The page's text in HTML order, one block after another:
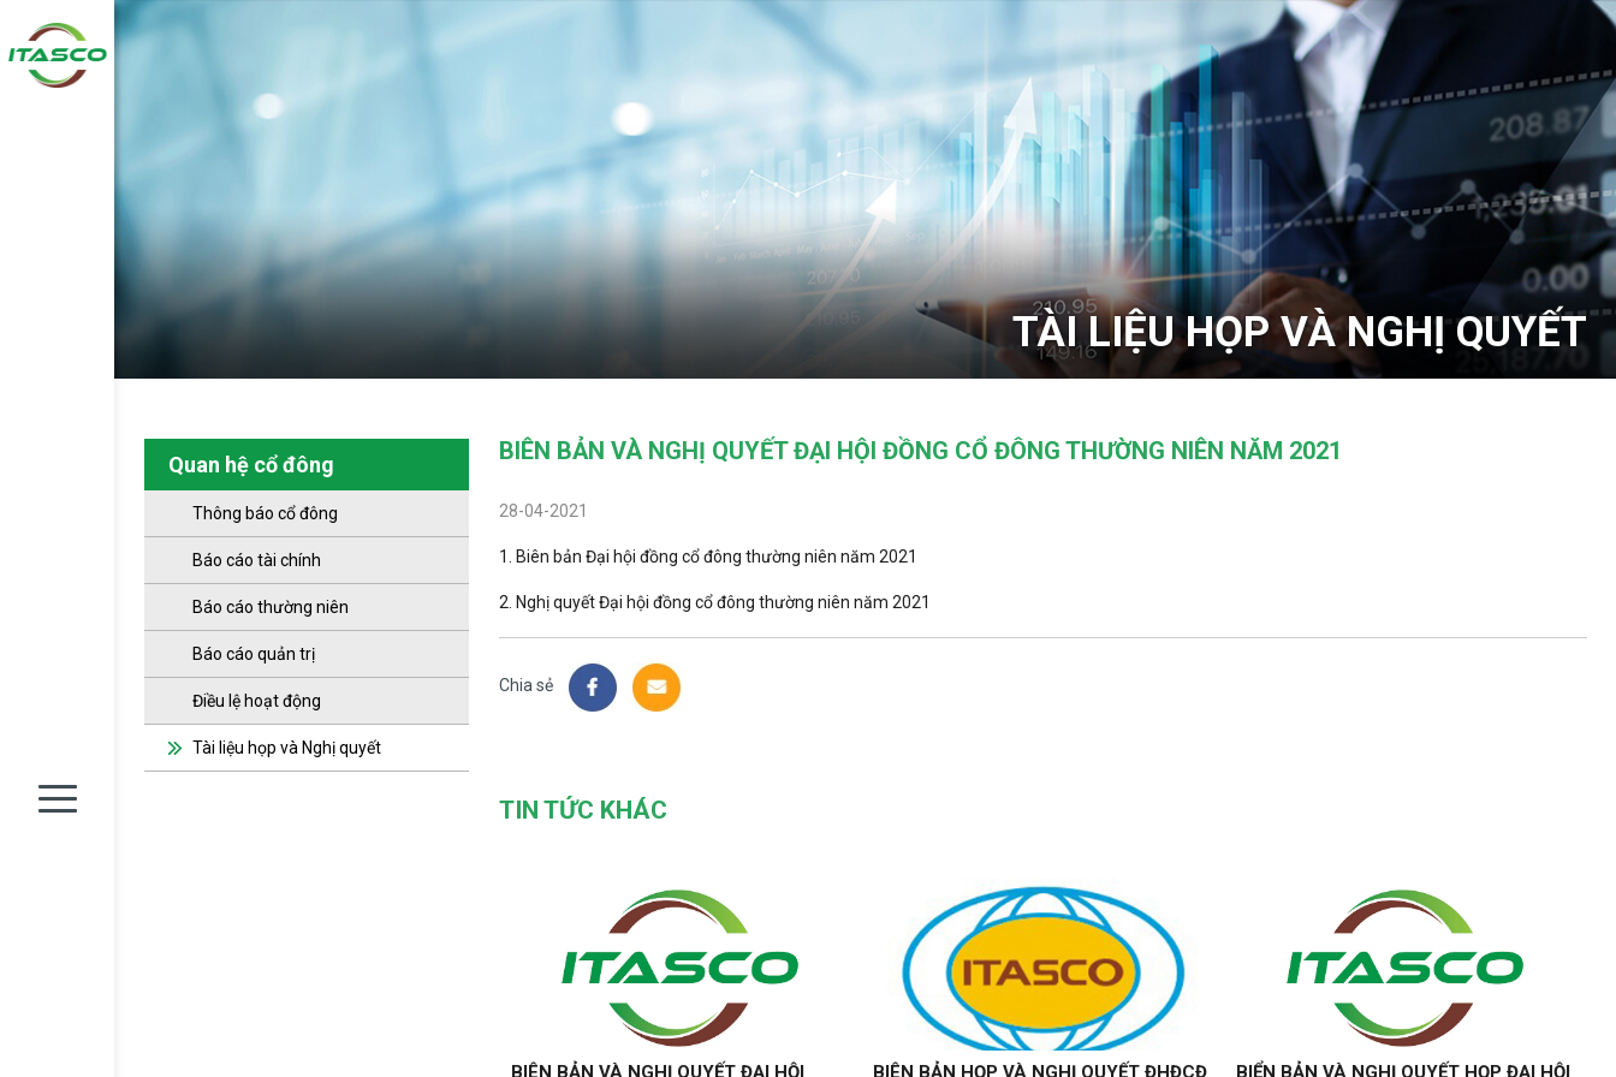
TÀI LIỆU HỌP VÀ NGHỊ QUYẾT
Quan hệ cổ đông
Thông báo cổ đông
Báo cáo tài chính
Báo cáo thường niên
Báo cáo quản trị
Điều lệ hoạt động
Tài liệu họp và Nghị quyết
BIÊN BẢN VÀ NGHỊ QUYẾT ĐẠI HỘI ĐỒNG CỔ ĐÔNG THƯỜNG NIÊN NĂM 2021
28-04-2021
1. Biên bản Đại hội đồng cổ đông thường niên năm 2021
2. Nghị quyết Đại hội đồng cổ đông thường niên năm 2021
Chia sẻ
TIN TỨC KHÁC
BIÊN BẢN VÀ NGHỊ QUYẾT ĐẠI HỘI BIÊN BẢN HỌP VÀ NGHỊ QUYẾT ĐHĐCĐ BIỂN BẢN VÀ NGHỊ QUYẾT HỌP ĐẠI HỘI